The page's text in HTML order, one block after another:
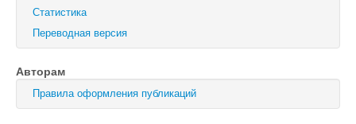
Физика твердого тела
Физика и техника полупроводников
Оптика и спектроскопия
Поиск
Статистика
Переводная версия
Авторам
Правила оформления публикаций